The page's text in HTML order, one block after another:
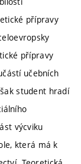
přípravy
přípravy
učebních
student hradí
výcviku
která má k